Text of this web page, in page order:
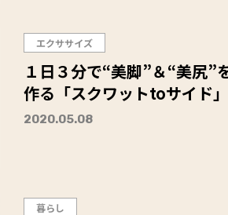
エクササイズ
１日３分で“美脚”＆“美尻”
作る「スクワットtoサイド」
2020.05.08
暮らし